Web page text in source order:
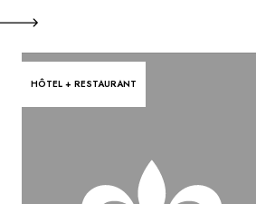
HÔTEL + RESTAURANT